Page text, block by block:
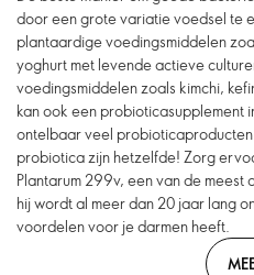
door een grote variatie voedsel te
plantaardige voedingsmiddelen
yoghurt met levende actieve
voedingsmiddelen zoals kimchi,
kan ook een probioticasupplement
ontelbaar veel
probiotica zijn hetzelfde! Zorg
Plantarum 299v, een van de
hij wordt al meer dan 20 jaar lang
voordelen voor je darmen heeft.